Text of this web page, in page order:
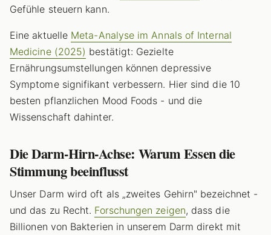
Gefühle steuern kann.
Eine aktuelle Meta-Analyse im Annals of Internal
Medicine (2025) bestätigt: Gezielte
Ernährungsumstellungen können depressive
Symptome signifikant verbessern. Hier sind die 10
besten pflanzlichen Mood Foods - und die
Wissenschaft dahinter.
Die Darm-Hirn-Achse: Warum Essen die
Stimmung beeinflusst
Unser Darm wird oft als „zweites Gehirn" bezeichnet -
und das zu Recht. Forschungen zeigen, dass die
Billionen von Bakterien in unserem Darm direkt mit